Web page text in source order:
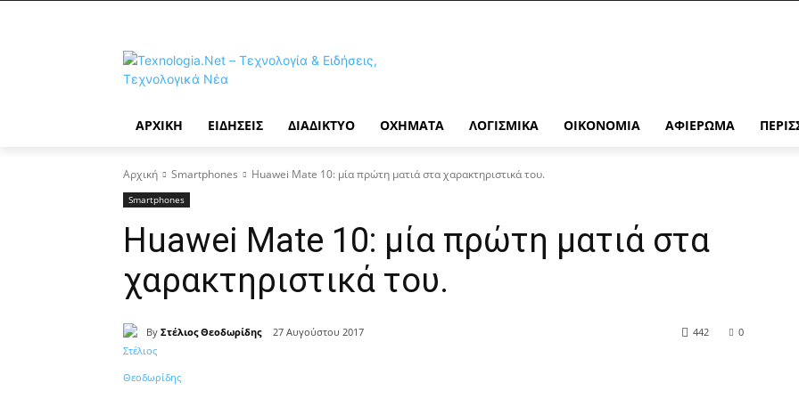
ΑΡΧΙΚΉ ΕΙΔΉΣΕΙΣ ΔΙΑΔΊΚΤΥΟ ΟΧΉΜΑΤΑ ΛΟΓΙΣΜΙΚΆ ΟΙΚΟΝΟΜΊΑ ΑΦΙΈΡΩΜΑ
Αρχική Smartphones Huawei Mate 10: μία πρώτη ματιά στα χαρακτηριστικά του.
Smartphones
Huawei Mate 10: μία πρώτη ματιά στα
χαρακτηριστικά του.
By Στέλιος Θεοδωρίδης 27 Αυγούστου 2017 0
442
Κοινοποίηση